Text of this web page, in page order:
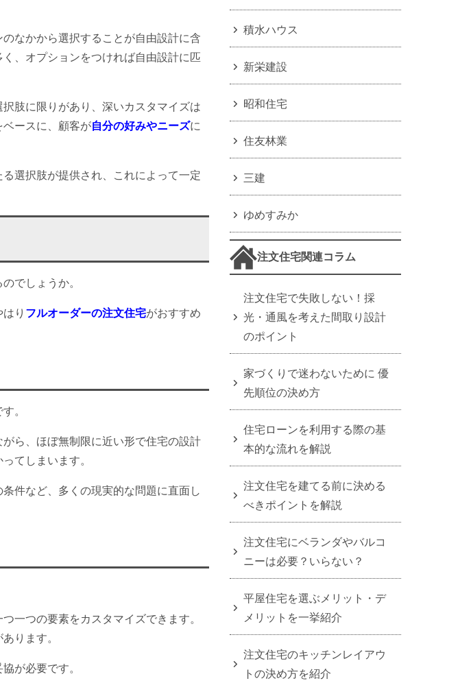
なかから選択することが自由設計に含
、オプションをつければ自由設計に匹
肢に限りがあり、深いカスタマイズは
ースに、顧客が自分の好みやニーズに
選択肢が提供され、これによって一定
でしょうか。
り フルオーダーの注文住宅がおすすめ
。
がら、ほぼ無制限に近い形で住宅の設計
てしまいます。
件など、多くの現実的な問題に直面し
一つの要素をカスタマイズできます。
ります。
が必要です。
積水ハウス
新栄建設
昭和住宅
住友林業
三建
ゆめすみか
注文住宅関連コラム
注文住宅で失敗しない！採
光・通風を考えた間取り設計
のポイント
家づくりで迷わないために 優
先順位の決め方
住宅ローンを利用する際の基
本的な流れを解説
注文住宅を建てる前に決める
べきポイントを解説
注文住宅にベランダやバルコ
ニーは必要？いらない？
平屋住宅を選ぶメリット・デ
メリットを一挙紹介
注文住宅のキッチンレイアウ
トの決め方を紹介